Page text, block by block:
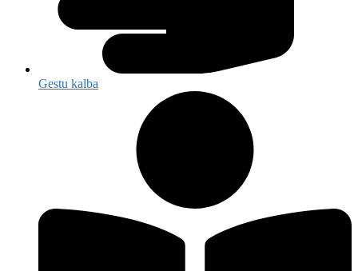
Gestu kalba